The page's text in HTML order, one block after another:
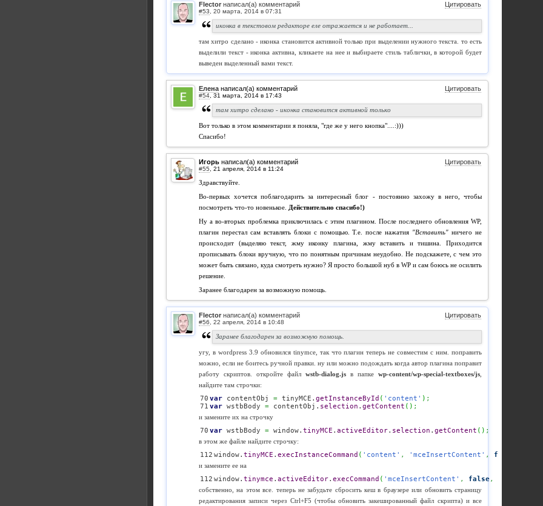
Flector написал(а) комментарий Цитировать
#53
иконка в текстовом редакторе еле отражается и не работает...
там хитро сделано - иконка становится активной только при выделении нужного текста. то есть
выделили текст - иконка активна, кликаете на нее и выбираете стиль таблички, в которой будет
выведен выделенный вами текст.
Елена написал(а) комментарий Цитировать
#54
там хитро сделано - иконка становится активной только
Вот только в этом комментарии я поняла, "где же у него кнопка"....:)))
Спасибо!
Игорь написал(а) комментарий Цитировать
#55
Здравствуйте.
Во-первых хочется поблагодарить за интересный блог - постоянно захожу в него, чтобы
посмотреть что-то новенькое. Действительно спасибо!)
Ну а во-вторых проблемка приключилась с этим плагином. После последнего обновления WP,
плагин перестал сам вставлять блоки с помощью. Т.е. после нажатия "Вставить" ничего не
происходит (выделяю текст, жму иконку плагина, жму вставить и тишина. Приходится
прописывать блоки вручную, что по понятным причинам неудобно. Не подскажете, с чем это
может быть связано, куда смотреть нужно? Я просто большой нуб в WP и сам боюсь не осилить
решение.
Заранее благодарен за возможную помощь.
Flector написал(а) комментарий Цитировать
#56
Заранее благодарен за возможную помощь.
угу, в wordpress 3.9 обновился tinymce, так что плагин теперь не совместим с ним. поправить
можно, если не боитесь ручной правки. ну или можно подождать когда автор плагина поправит
работу скриптов. откройте файл wstb-dialog.js в папке wp-content/wp-special-textboxes/js
найдите там строчки:
70 var contentObj = tinyMCE. getInstanceById ( 'content' ) ;
var wstbBody = contentObj. selection . getContent ( ) ;
и замените их на строчку
var wstbBody = window. tinyMCE . activeEditor. selection . getContent ( ) ;
в этом же файле найдите строчку:
window. tinyMCE . execInstanceCommand ( 'content' , 'mceInsertContent' , false
и замените ее на
window. tinymce . activeEditor. execCommand ( 'mceInsertContent' , false,
собственно, на этом все. теперь не забудьте сбросить кеш в браузере или обновить страницу
редактирования записи через Ctrl+F5 (чтобы обновить закешированный файл скрипта) и все